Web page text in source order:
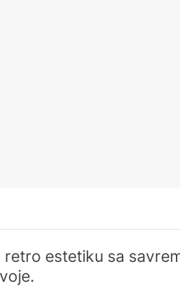
estetiku sa